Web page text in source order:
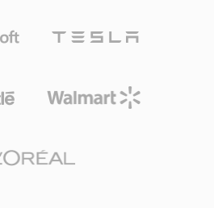
checksum dapat
Meskipun FLAC akhirnya
dengan kompresi yang
memiliki kepentingan
AIFF karena
bit-perfect melalui setiap
adalah nol generational
integrasi yang mulus